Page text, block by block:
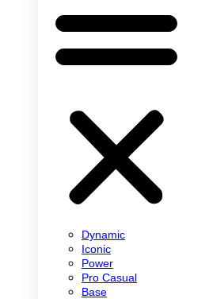
Dynamic
Iconic
Power
Pro Casual
Base